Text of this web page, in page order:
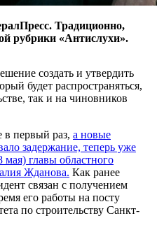
Традиционно,
рубрики «Антислухи».
создать и утвердить
будет распространяться,
так и на чиновников
в первый раз, а новые
задержание, теперь уже
мая) главы областного
Жданова. Как ранее
связан с получением
его работы на посту
по строительству Санкт-